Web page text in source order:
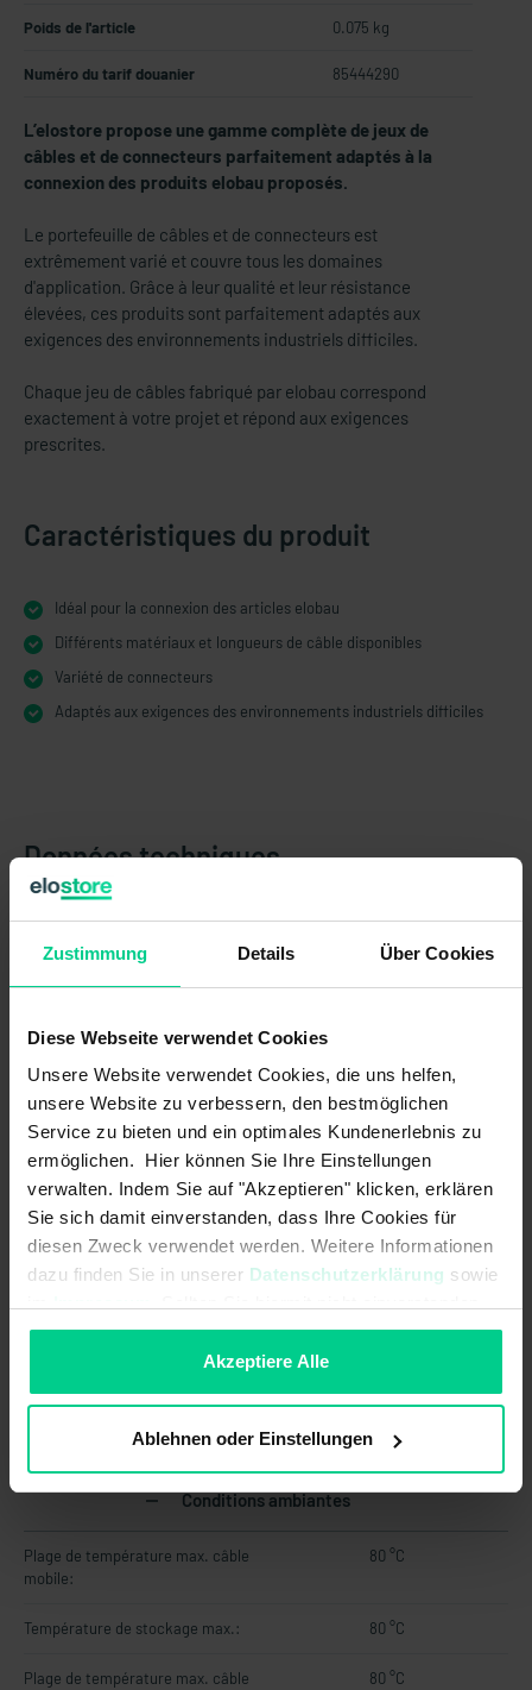
Zustimmung Details Über Cookies
Diese Webseite verwendet Cookies
Unsere Website verwendet Cookies, die uns helfen,
unsere Website zu verbessern, den bestmöglichen
Service zu bieten und ein optimales Kundenerlebnis zu
ermöglichen. Hier können Sie Ihre Einstellungen
verwalten. Indem Sie auf "Akzeptieren" klicken, erklären
Sie sich damit einverstanden, dass Ihre Cookies für
diesen Zweck verwendet werden. Weitere Informationen
dazu finden Sie in unserer Datenschutzerklärung sowie
sein, können Sie die Verwendung von Cookies hier
Akzeptiere Alle
Ablehnen oder Einstellungen
Poids de l'article 0.075 kg
Numéro du tarif douanier 85444290
L’elostore propose une gamme complète de jeux de
câbles et de connecteurs parfaitement adaptés à la
connexion des produits elobau proposés.
Le portefeuille de câbles et de connecteurs est
extrêmement varié et couvre tous les domaines
d'application. Grâce à leur qualité et leur résistance
élevées, ces produits sont parfaitement adaptés aux
exigences des environnements industriels difficiles.
Chaque jeu de câbles fabriqué par elobau correspond
exactement à votre projet et répond aux exigences
prescrites.
Caractéristiques du produit
Idéal pour la connexion des articles elobau
Différents matériaux et longueurs de câble disponibles
Variété de connecteurs
Adaptés aux exigences des environnements industriels difficiles
Données techniques
Tension d'alimentation max.:
Courant de commutation max. par
contact:
4 A
Tension d'alimentation max.: 30 V DC
Résistance à la tension de choc
assignée (Uimp):
2500 V
Informations sur les matériaux
Matériau des câbles: PVC
Matériau des écrous: PA
Conditions ambiantes
Plage de température max. câble
mobile:
80 °C
Température de stockage max.: 80 °C
Plage de température max. câble
80 °C